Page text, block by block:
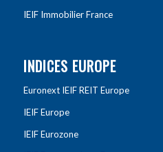
IEIF Immobilier France
INDICES EUROPE
Euronext IEIF REIT Europe
IEIF Europe
IEIF Eurozone